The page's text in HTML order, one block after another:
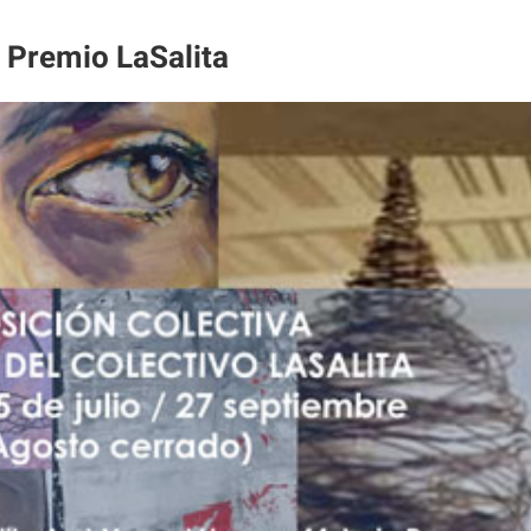
LaSalita